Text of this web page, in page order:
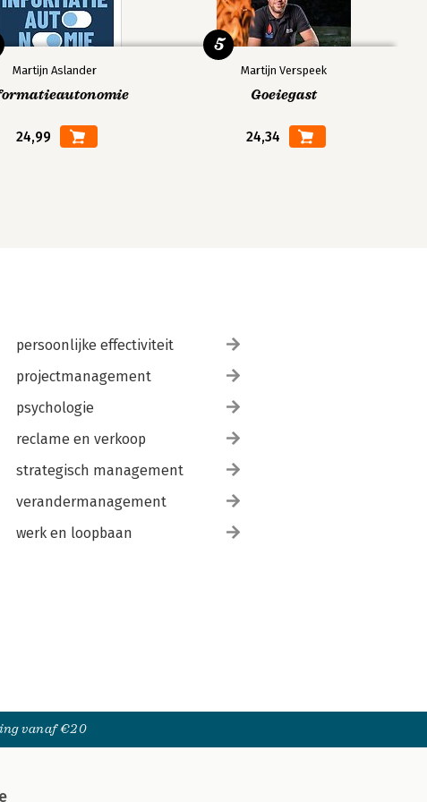
Martijn Aslander
24,99
Martijn Verspeek
Goeiegast
24,34
5
persoonlijke effectiviteit
projectmanagement
psychologie
reclame en verkoop
strategisch management
verandermanagement
werk en loopbaan
vanaf €20